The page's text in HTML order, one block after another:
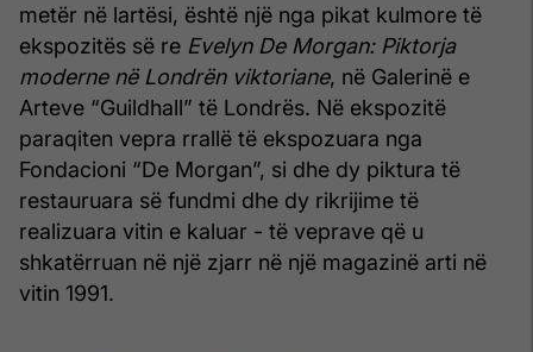
metër në lartësi, është një nga pikat kulmore të
ekspozitës së re Evelyn De Morgan: Piktorja
moderne në Londrën viktoriane, në Galerinë e
Arteve “Guildhall” të Londrës. Në ekspozitë
paraqiten vepra rrallë të ekspozuara nga
Fondacioni “De Morgan”, si dhe dy piktura të
restauruara së fundmi dhe dy rikrijime të
realizuara vitin e kaluar - të veprave që u
shkatërruan në një zjarr në një magazinë arti në
vitin 1991.